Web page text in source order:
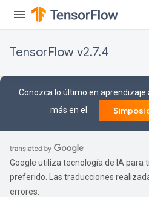
TensorFlow v2.7.4
Conozca lo último en
más en el
Google utiliza tecnología de IA para
preferido. Las traducciones
errores.